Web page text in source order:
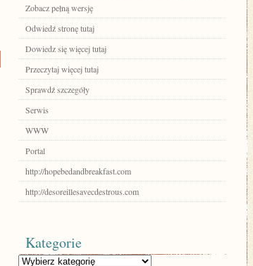
Zobacz pełną wersję
Odwiedź stronę tutaj
Dowiedz się więcej tutaj
Przeczytaj więcej tutaj
Sprawdź szczegóły
Serwis
WWW
Portal
http://hopebedandbreakfast.com
http://desoreillesavecdestrous.com
Kategorie
Kategorie